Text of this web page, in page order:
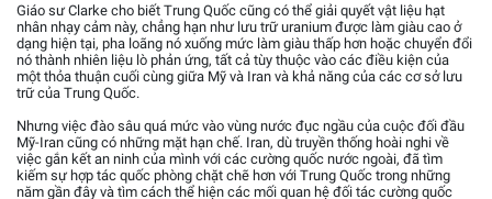
Giáo sư Clarke cho biết Trung Quốc cũng có thể giải quyết vật liệu hạt
nhân nhạy cảm này, chẳng hạn như lưu trữ uranium được làm giàu cao ở
dạng hiện tại, pha loãng nó xuống mức làm giàu thấp hơn hoặc chuyển đổi
nó thành nhiên liệu lò phản ứng, tất cả tùy thuộc vào các điều kiện của
một thỏa thuận cuối cùng giữa Mỹ và Iran và khả năng của các cơ sở lưu
trữ của Trung Quốc.
Nhưng việc đào sâu quá mức vào vùng nước đục ngầu của cuộc đối đầu
Mỹ-Iran cũng có những mặt hạn chế. Iran, dù truyền thống hoài nghi về
việc gắn kết an ninh của mình với các cường quốc nước ngoài, đã tìm
kiếm sự hợp tác quốc phòng chặt chẽ hơn với Trung Quốc trong những
năm gần đây và tìm cách thể hiện các mối quan hệ đối tác cường quốc